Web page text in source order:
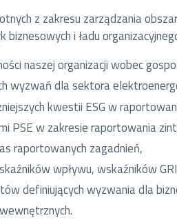
z zakresu zarządzania
i ładu
naszej organizacji wobec
wyzwań dla sektora
kwestii ESG w
PSE w zakresie raportowania
raportowanych zagadnień,
wpływu, wskaźników
definiujących wyzwania dla